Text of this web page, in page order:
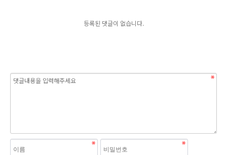
등록된 댓글이 없습니다.